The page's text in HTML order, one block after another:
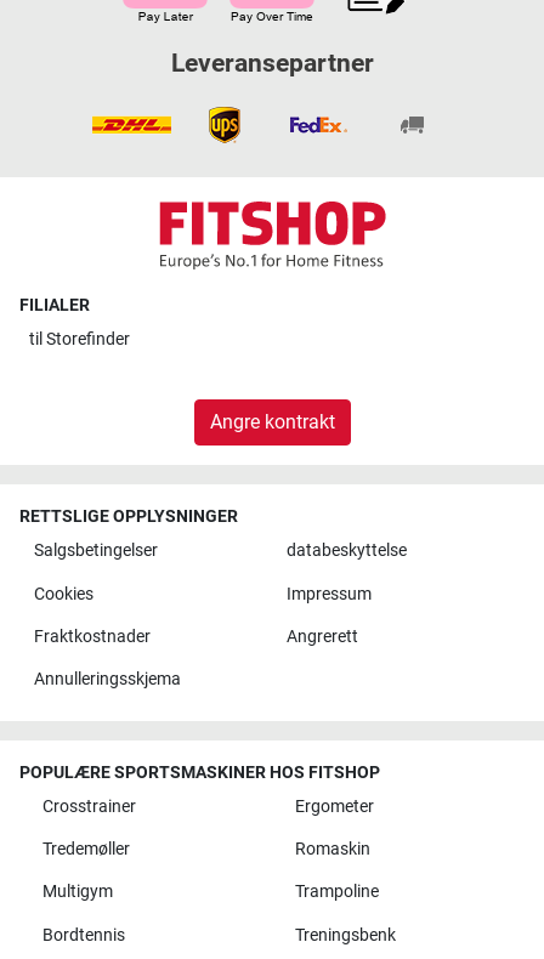
Leveransepartner
FILIALER
til Storefinder
Angre kontrakt
RETTSLIGE OPPLYSNINGER
Salgsbetingelser
databeskyttelse
Cookies Impressum
Fraktkostnader Angrerett
Annulleringsskjema
POPULÆRE SPORTSMASKINER HOS FITSHOP
Crosstrainer
Ergometer
Tredemøller Romaskin
Multigym Trampoline
Bordtennis Treningsbenk